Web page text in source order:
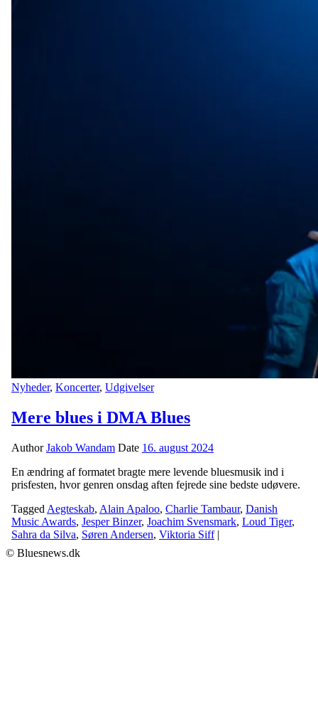
Nyheder, Koncerter, Udgivelser
Mere blues i DMA Blues
AuthorJakob Wandam Date 16. august 2024
En ændring af formatet bragte mere levende bluesmusik ind i
prisfesten, hvor genren onsdag aften fejrede sine bedste udøvere.
Tagged Aegteskab, Alain Apaloo, Charlie Tambaur, Danish
Music Awards, Jesper Binzer, Joachim Svensmark, Loud Tiger,
Sahra da Silva, Søren Andersen, Viktoria Siff |
© Bluesnews.dk